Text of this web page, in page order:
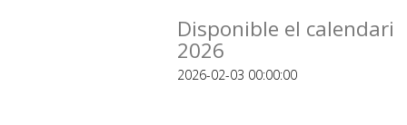
Disponible el calendari
2026
2026-02-03 00:00:00